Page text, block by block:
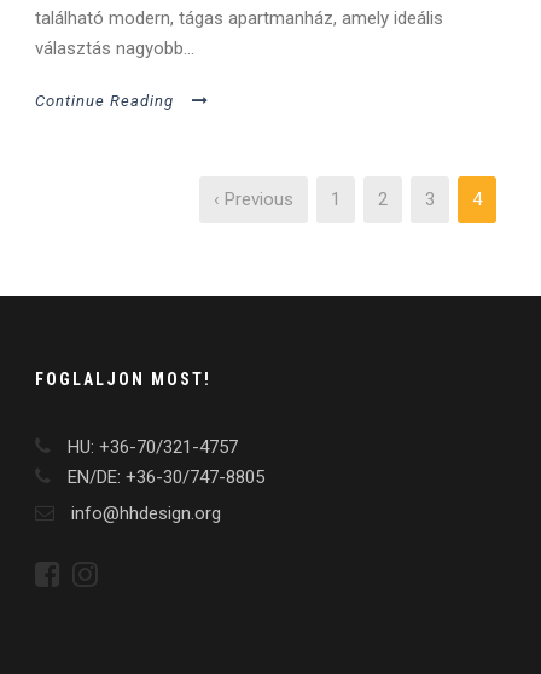
található modern, tágas apartmanház, amely ideális
választás nagyobb...
Continue Reading
‹ Previous 1 2 3 4
FOGLALJON MOST!
HU: +36-70/321-4757
EN/DE: +36-30/747-8805
info@hhdesign.org